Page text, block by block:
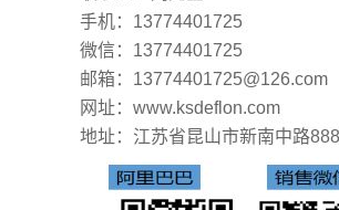
手机：13774401725
微信：13774401725
邮箱：13774401725@126.com
网址：www.ksdeflon.com
地址： 江苏省昆山市新南中路